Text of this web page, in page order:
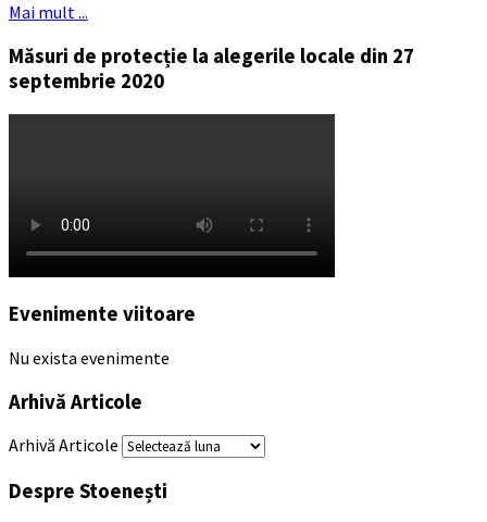
Mai mult ...
Măsuri de protecție la alegerile locale din 27
septembrie 2020
Evenimente viitoare
Nu exista evenimente
Arhivă Articole
Arhivă Articole
Despre Stoenești